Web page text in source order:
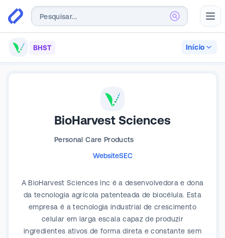
BHST Início
BioHarvest Sciences
Personal Care Products
WebsiteSEC
A BioHarvest Sciences Inc é a desenvolvedora e dona
da tecnologia agrícola patenteada de biocélula. Esta
empresa é a tecnologia industrial de crescimento
celular em larga escala capaz de produzir
ingredientes ativos de forma direta e constante sem